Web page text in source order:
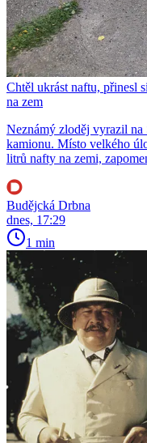
Chtěl ukrást naftu, přinesl
na zem
Neznámý zloděj vyrazil
kamionu. Místo velkého
litrů nafty na zemi,
Budějcká Drbna
dnes, 17:29
1 min